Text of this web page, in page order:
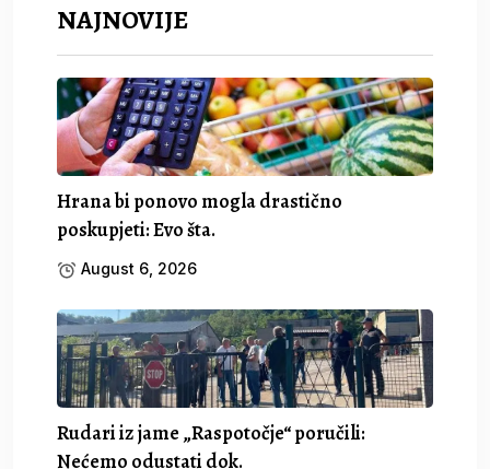
NAJNOVIJE
Hrana bi ponovo mogla drastično
poskupjeti: Evo šta.
August 6, 2026
Rudari iz jame „Raspotočje“ poručili:
Nećemo odustati dok.